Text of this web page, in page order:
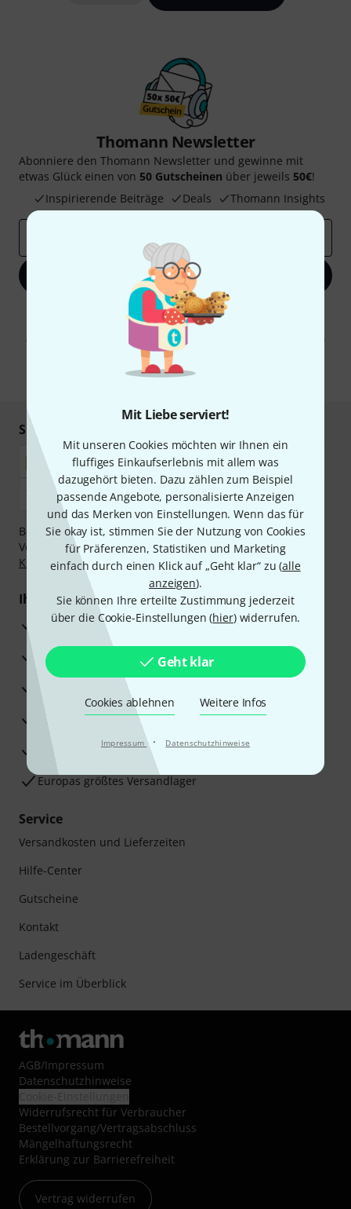
Mit Liebe serviert!
Mit unseren Cookies möchten wir Ihnen ein
fluffiges Einkaufserlebnis mit allem was
dazugehört bieten. Dazu zählen zum Beispiel
passende Angebote, personalisierte Anzeigen
und das Merken von Einstellungen. Wenn das für
Sie okay ist, stimmen Sie der Nutzung von Cookies
für Präferenzen, Statistiken und Marketing
einfach durch einen Klick auf „Geht klar“ zu (alle
anzeigen).
Sie können Ihre erteilte Zustimmung jederzeit
über die Cookie-Einstellungen (hier) widerrufen.
Geht klar
Cookies ablehnen Weitere Infos
Impressum · Datenschutzhinweise
Thomann Newsletter
Abonniere den Thomann Newsletter und gewinne mit
etwas Glück einen von 50 Gutscheinen über jeweils 50€!
Inspirierende Beiträge
Deals Thomann Insights
Jetzt anmelden
Mit Klick auf „Jetzt anmelden“ stimmen Sie dem Erhalt von E-Mail-
Werbung und einer Messung des E-Mail-Nutzungsverhaltens zu. Die
Abmeldung ist jederzeit möglich. Weitere Informationen finden Sie in
unserenDatenschutzhinweisen
* Pflichtfeld
Sicher einkaufen & bezahlen
Bezahlen Sie vertraulich und sicher per Nachnahme,
Vorkasse, PayPal, Amazon Pay,Klarna Sofort bezahlen
Klarna Ratenzahlungoder Kreditkarte.
Ihre Vorteile
3 Jahre Thomann Garantie
30 Tage Money-Back-Garantie
Reparaturservice
Beratung durch Fachexperten
Zufriedenheitsgarantie
Europas größtes Versandlager
Service
Versandkosten und Lieferzeiten
Hilfe-Center
Gutscheine
Kontakt
Ladengeschäft
Service im Überblick
AGB/Impressum
Datenschutzhinweise
Widerrufsrecht für Verbraucher
Bestellvorgang/Vertragsabschluss
Mängelhaftungsrecht
Erklärung zur Barrierefreiheit
Vertrag widerrufen